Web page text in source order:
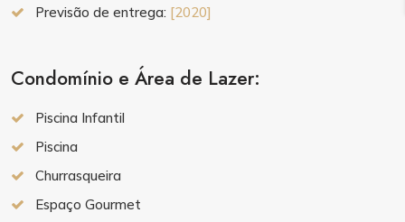
Previsão de entrega: [2020]
Condomínio e Área de Lazer:
Piscina Infantil
Piscina
Churrasqueira
Espaço Gourmet